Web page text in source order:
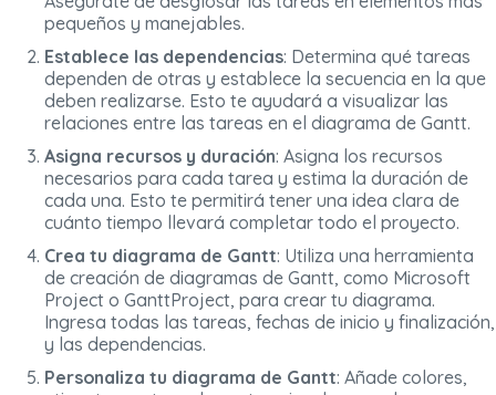
pequeños y manejables.
Establece las dependencias: Determina qué tareas
dependen de otras y establece la secuencia en la que
deben realizarse. Esto te ayudará a visualizar las
relaciones entre las tareas en el diagrama de Gantt.
Asigna recursos y duración: Asigna los recursos
necesarios para cada tarea y estima la duración de
cada una. Esto te permitirá tener una idea clara de
cuánto tiempo llevará completar todo el proyecto.
Crea tu diagrama de Gantt: Utiliza una herramienta
de creación de diagramas de Gantt, como Microsoft
Project o GanttProject, para crear tu diagrama.
Ingresa todas las tareas, fechas de inicio y finalización,
y las dependencias.
Personaliza tu diagrama de Gantt: Añade colores,